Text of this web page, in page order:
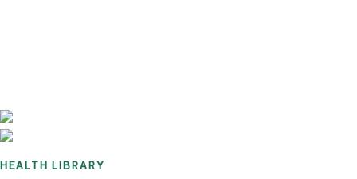
HEALTH LIBRARY